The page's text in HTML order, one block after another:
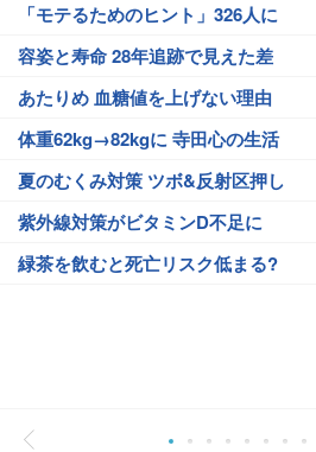
「モテるためのヒント」326人に
容姿と寿命 28年追跡で見えた差
あたりめ 血糖値を上げない理由
体重62kg→82kgに 寺田心の生活
夏のむくみ対策 ツボ&反射区押し
紫外線対策がビタミンD不足に
緑茶を飲むと死亡リスク低まる?